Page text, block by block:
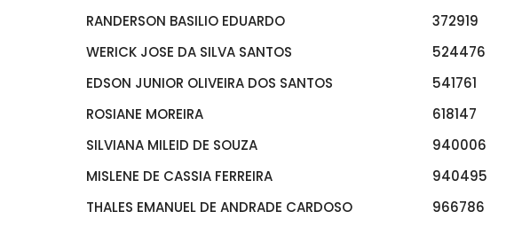
RANDERSON BASILIO EDUARDO
372919
WERICK JOSE DA SILVA SANTOS
524476
EDSON JUNIOR OLIVEIRA DOS SANTOS
541761
ROSIANE MOREIRA
618147
SILVIANA MILEID DE SOUZA
940006
MISLENE DE CASSIA FERREIRA
940495
THALES EMANUEL DE ANDRADE CARDOSO
966786